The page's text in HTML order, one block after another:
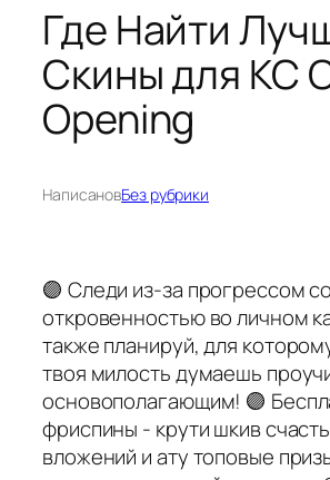
Где Найти
Скины для КС
Opening
НаписановБез рубрики
🟣 Следи из-за прогрессом
откровенностью во личном
также планируй, для
твоя милость думаешь
основополагающим! 🟣
фриспины - крути шкив
вложений и ату топовые